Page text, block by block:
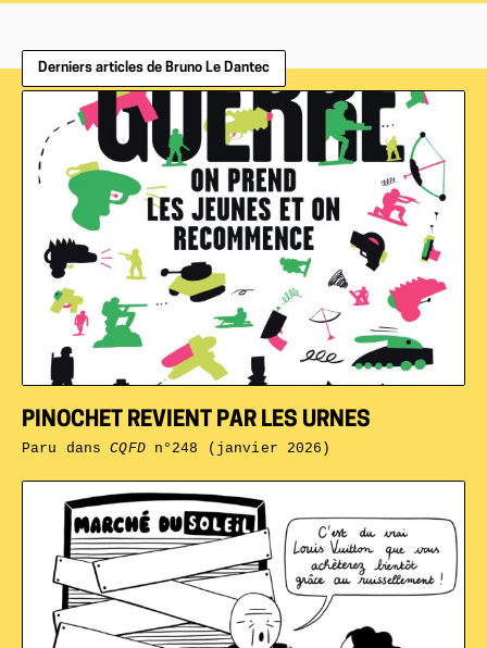
Derniers articles de Bruno Le Dantec
PINOCHET REVIENT PAR LES URNES
Paru dansCQFDn°248 (janvier 2026)